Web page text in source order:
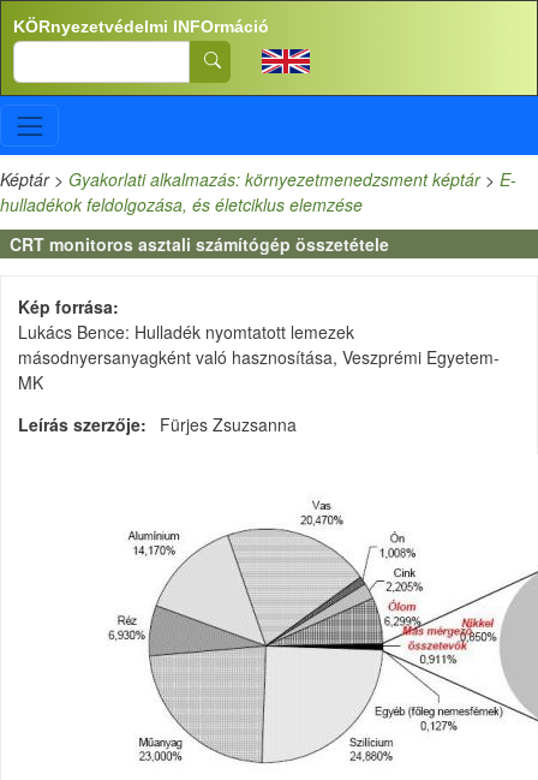
Ugrás a tartalomra
KÖRnyezetvédelmi INFOrmáció
Search
Képtár> Gyakorlati alkalmazás: környezetmenedzsment képtár> E-
hulladékok feldolgozása, és életciklus elemzése
CRT monitoros asztali számítógép összetétele
Kép forrása
Lukács Bence: Hulladék nyomtatott lemezek
másodnyersanyagként való hasznosítása, Veszprémi Egyetem-
MK
Leírás szerzője
Fürjes Zsuzsanna